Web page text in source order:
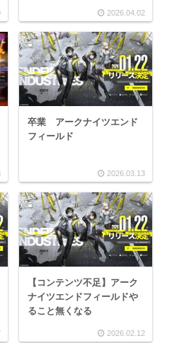
2026.04.02
卒業 アークナイツエンド
フィールド
2026.03.13
【コンテンツ不足】アーク
ナイツエンドフィールドや
ること無くなる
2026.02.12